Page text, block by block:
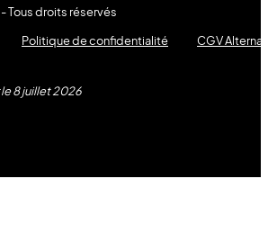
Tous droits réservés
Politique de confidentialité CGV
8 juillet 2026